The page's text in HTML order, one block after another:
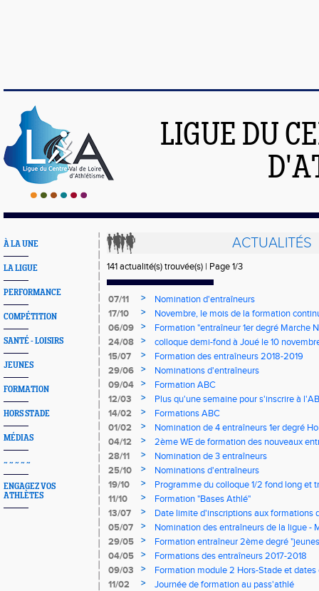
LIGUE DU
À LA UNE
LA LIGUE
PERFORMANCE
COMPÉTITION
SANTÉ - LOISIRS
JEUNES
FORMATION
HORS STADE
MÉDIAS
~ ~ ~ ~ ~
ENGAGEZ VOS
ATHLÈTES
ACTUALITÉS
141 actualité(s) trouvée(s) | Page 1/3
07/11 >
Nomination d'entraîneurs
17/10
>
Novembre, le mois de la formation
06/09
>
Formation "entraîneur 1er degré Marche
24/08
>
colloque demi-fond à Joué le 10
15/07
>
Formation des entraîneurs 2018-2019
29/06
>
Nominations d'entraîneurs
09/04
>
Formation ABC
12/03
>
Plus qu'une semaine pour s'inscrire à
14/02
>
Formations ABC
01/02
>
Nomination de 4 entraîneurs 1er degré
04/12
>
2ème WE de formation des nouveaux
28/11
>
Nomination de 3 entraîneurs
25/10
>
Nominations d'entraîneurs
19/10
>
Programme du colloque 1/2 fond long et
11/10
>
Formation "Bases Athlé"
13/07
>
Date limite d'inscriptions aux formations
05/07
>
Nomination des entraîneurs de la ligue -
29/05
>
Formation entraîneur 2ème degré
04/05
>
Formations des entraîneurs 2017-2018
09/03
>
Formation module 2 Hors-Stade et dates
11/02
>
Journée de formation au pass'athlé